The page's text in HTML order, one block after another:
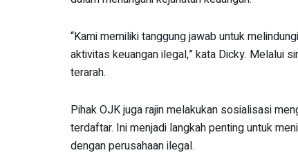
“Kami memiliki tanggung jawab untuk
aktivitas keuangan ilegal,” kata Dicky. Melalui
terarah.
Pihak OJK juga rajin melakukan sosialisasi
terdaftar. Ini menjadi langkah penting untuk
dengan perusahaan ilegal.